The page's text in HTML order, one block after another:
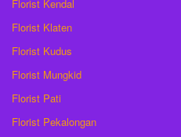
Florist Kendal
Florist Klaten
Florist Kudus
Florist Mungkid
Florist Pati
Florist Pekalongan